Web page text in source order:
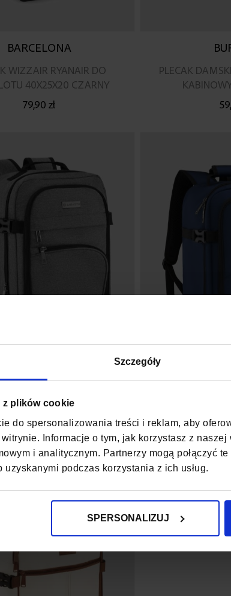
Szczegóły
z plików cookie
do spersonalizowania treści i reklam, aby
Informacje o tym, jak korzystasz z naszej
i analitycznym. Partnerzy mogą połączyć
podczas korzystania z ich usług.
SPERSONALIZUJ
BARCELONA
WIZZAIR RYANAIR DO
40X25X20 CZARNY
79,90 zł
PLECAK
PODRÓŻNY 40X25X20 DO
SZARY
79,90 zł